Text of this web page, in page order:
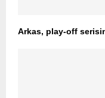
Arkas, play-off